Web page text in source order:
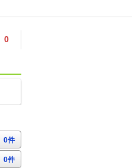
0
0件
0件